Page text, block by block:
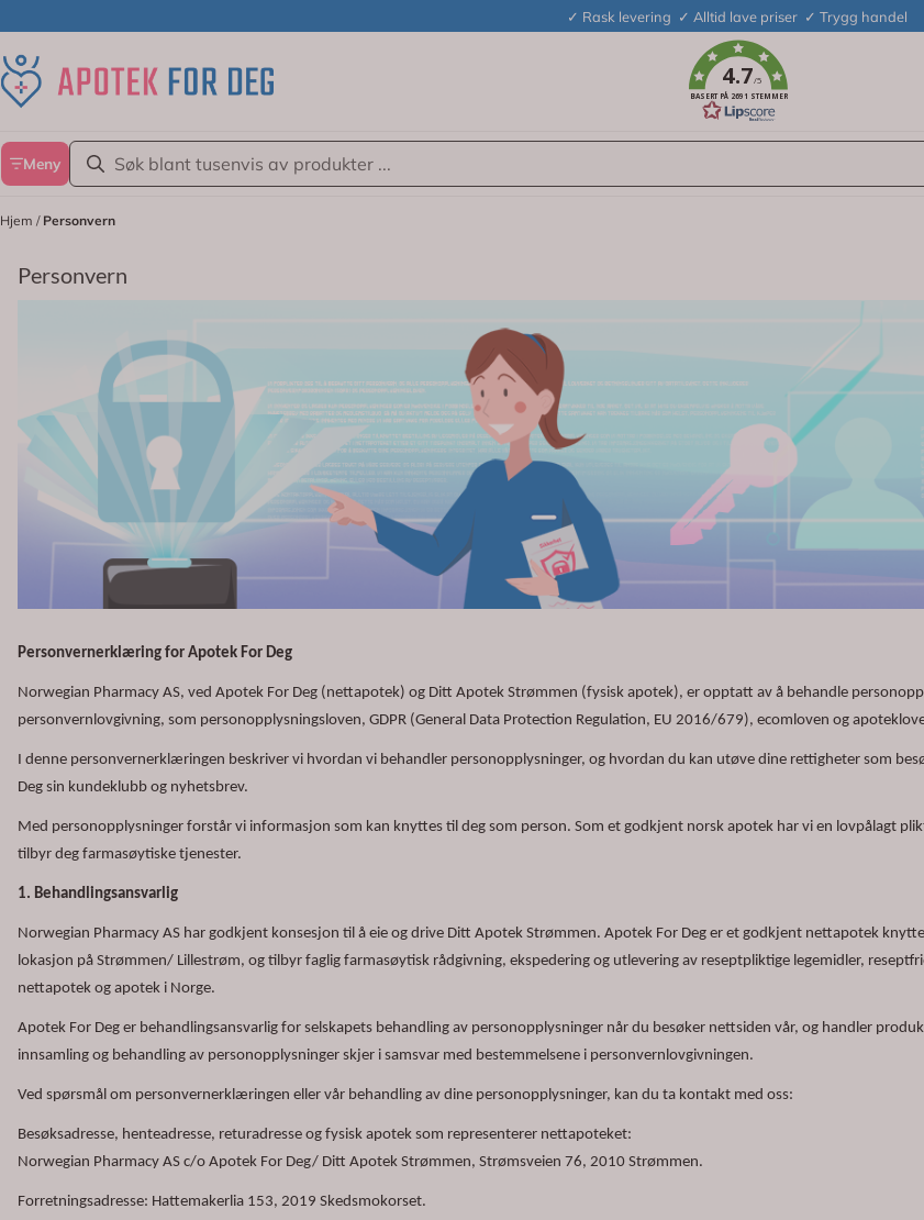
✓ Rask levering ✓ Alltid lave priser ✓ Trygg handel
4.7/5
BASERT PÅ 2691 STEMMER
Meny
Hjem / Personvern
Personvern
Personvernerklæring for Apotek For Deg
Norwegian Pharmacy AS, ved Apotek For Deg (nettapotek) og Ditt Apotek Strømmen (fysisk apotek), er opptatt av å behandle
personvernlovgivning, som personopplysningsloven, GDPR (General Data Protection Regulation, EU 2016/679), ecomloven og
I denne personvernerklæringen beskriver vi hvordan vi behandler personopplysninger, og hvordan du kan utøve dine rettigheter som
Deg sin kundeklubb og nyhetsbrev.
Med personopplysninger forstår vi informasjon som kan knyttes til deg som person. Som et godkjent norsk apotek har vi en lovpålagt
tilbyr deg farmasøytiske tjenester.
1. Behandlingsansvarlig
Norwegian Pharmacy AS har godkjent konsesjon til å eie og drive Ditt Apotek Strømmen. Apotek For Deg er et godkjent nettapotek
lokasjon på Strømmen/ Lillestrøm, og tilbyr faglig farmasøytisk rådgivning, ekspedering og utlevering av reseptpliktige legemidler,
nettapotek og apotek i Norge.
Apotek For Deg er behandlingsansvarlig for selskapets behandling av personopplysninger når du besøker nettsiden vår, og handler
innsamling og behandling av personopplysninger skjer i samsvar med bestemmelsene i personvernlovgivningen.
Ved spørsmål om personvernerklæringen eller vår behandling av dine personopplysninger, kan du ta kontakt med oss:
Besøksadresse, henteadresse, returadresse og fysisk apotek som representerer nettapoteket:
Norwegian Pharmacy AS c/o Apotek For Deg/ Ditt Apotek Strømmen, Strømsveien 76, 2010 Strømmen.
Forretningsadresse: Hattemakerlia 153, 2019 Skedsmokorset.